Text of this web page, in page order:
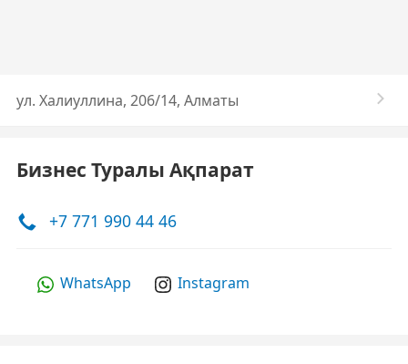
ул. Халиуллина, 206/14, Алматы
Бизнес Туралы Ақпарат
+7 771 990 44 46
WhatsApp Instagram